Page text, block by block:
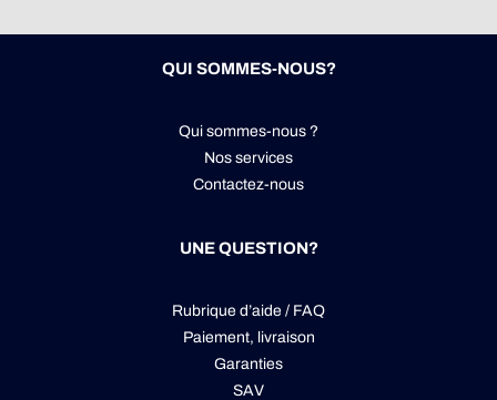
QUI SOMMES-NOUS?
Qui sommes-nous ?
Nos services
Contactez-nous
UNE QUESTION?
Rubrique d’aide / FAQ
Paiement, livraison
Garanties
SAV